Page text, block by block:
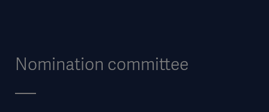
Nomination committee